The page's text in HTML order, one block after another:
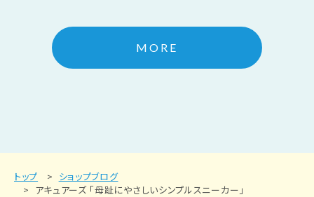
MORE
トップ
ショップブログ
アキュアーズ 「母趾にやさしいシンプルスニーカー」